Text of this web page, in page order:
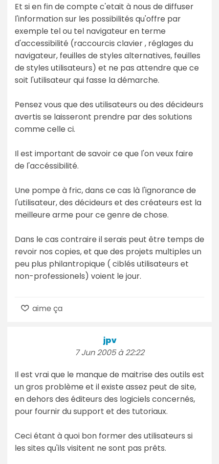
Et si en fin de compte c'etait à nous de diffuser
l'information sur les possibilités qu'offre par
exemple tel ou tel navigateur en terme
d'accessibilité (raccourcis clavier , réglages du
navigateur, feuilles de styles alternatives, feuilles
de styles utilisateurs) et ne pas attendre que ce
soit l'utilisateur qui fasse la démarche.
Pensez vous que des utilisateurs ou des décideurs
avertis se laisseront prendre par des solutions
comme celle ci.
Il est important de savoir ce que l'on veux faire
de l'accéssibilité.
Une pompe à fric, dans ce cas là l'ignorance de
l'utilisateur, des décideurs et des créateurs est la
meilleure arme pour ce genre de chose.
Dans le cas contraire il serais peut être temps de
revoir nos copies, et que des projets multiples un
peu plus philantropique ( ciblés utilisateurs et
non-professionels) voient le jour.
aime ça
jpv
7 Jun 2005 à 22:22
Il est vrai que le manque de maitrise des outils est
un gros problème et il existe assez peut de site,
en dehors des éditeurs des logiciels concernés,
pour fournir du support et des tutoriaux.
Ceci étant à quoi bon former des utilisateurs si
les sites qu'ils visitent ne sont pas prêts.